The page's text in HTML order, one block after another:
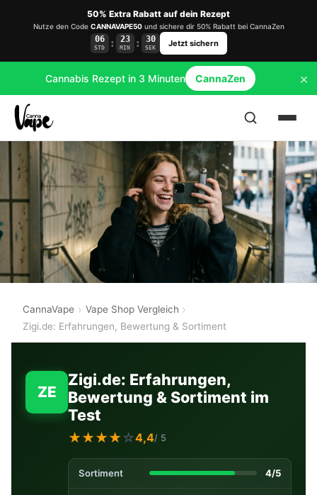
50% Extra Rabatt auf dein Rezept
Nutze den Code CANNAVAPE50und sichere dir 50% Rabatt bei CannaZen
06
STD : 23
MIN : 30
SEK Jetzt sichern
Cannabis Rezept in 3 Minuten CannaZen ×
CannaVape
Vape Shop Vergleich
Zigi.de: Erfahrungen, Bewertung & Sortiment
ZE
Zigi.de: Erfahrungen,
Bewertung & Sortiment im
Test
★★★★☆4,4/ 5
Sortiment 4/5